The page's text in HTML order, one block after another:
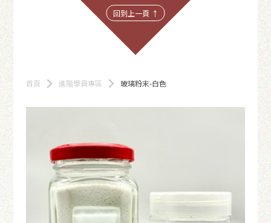
回到上一頁 ↑
首頁 進階學員專區 玻璃粉末-白色